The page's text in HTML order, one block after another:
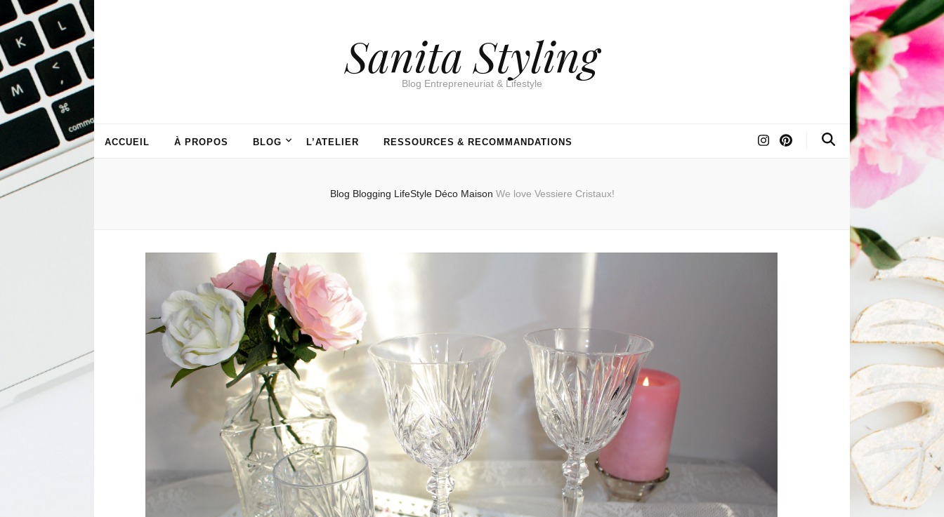
Sanita Styling
Blog Entrepreneuriat & Lifestyle
ACCUEIL À PROPOS BLOG L’ATELIER RESSOURCES & RECOMMANDATIONS
Blog Blogging LifeStyle Déco Maison We love Vessiere Cristaux!